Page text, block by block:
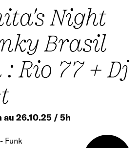
Night
Brasil
Rio 77 + Dj
au 26.10.25 / 5h
Funk